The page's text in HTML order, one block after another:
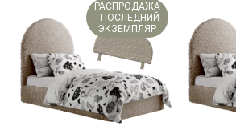
РАСПРОДАЖА
- ПОСЛЕДНИЙ
ЭКЗЕМПЛЯР